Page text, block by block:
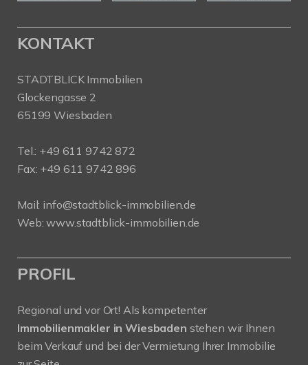
KONTAKT
STADTBLICK Immobilien
Glockengasse 2
65199 Wiesbaden
Tel.: +49 611 9742 872
Fax: +49 611 9742 896
Mail: info@stadtblick-immobilien.de
Web:www.stadtblick-immobilien.de
PROFIL
Regional und vor Ort! Als kompetenter
Immobilienmakler in Wiesbaden stehen wir Ihnen
beim Verkauf und bei der Vermietung Ihrer Immobilie